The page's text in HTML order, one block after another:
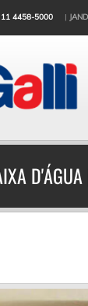
11 4458-5000 |